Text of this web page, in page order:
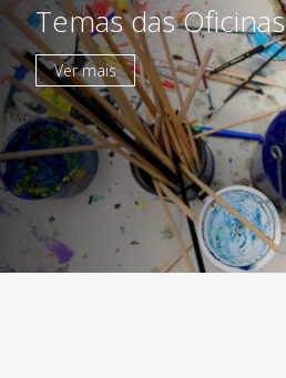
Temas das Oficinas
Ver mais